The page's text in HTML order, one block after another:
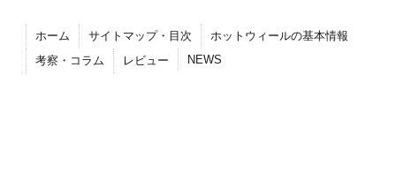
ホーム サイトマップ・目次
ホットウィールの基本情報
考察・コラム
レビュー NEWS